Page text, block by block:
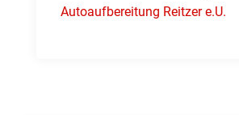
Autoaufbereitung Reitzer e.U.